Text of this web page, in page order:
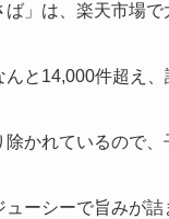
ば」は、楽天市場で
んと14,000件超え
かれているので
ーシーで旨みが